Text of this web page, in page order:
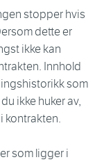
stopper hvis
dette er
ikke kan
Innhold
som
ikke huker av,
kontrakten.
som ligger i